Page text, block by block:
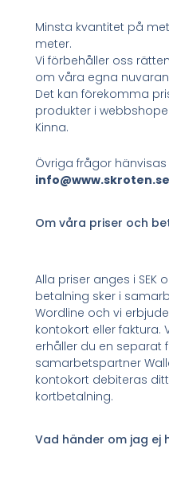
Minsta kvantitet på
meter.
Vi förbehåller oss
om våra egna
Det kan förekomma
produkter i
Kinna.
Övriga frågor hänvisas
info@www.skroten.se
Om våra priser och
Alla priser anges i SEK
betalning sker i
Wordline och vi
kontokort eller faktura.
erhåller du en separat
samarbetspartner
kontokort debiteras
kortbetalning.
Vad händer om jag ej